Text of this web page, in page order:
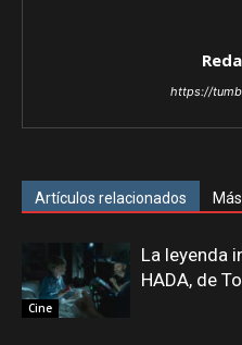
https://
Artículos relacionados
Cine
La leyenda
HADA, de